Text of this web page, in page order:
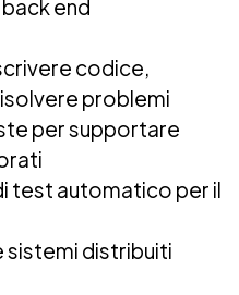
end
codice,
problemi
per supportare
test automatico per il
sistemi distribuiti